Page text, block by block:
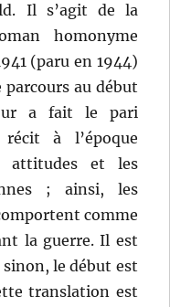
Il s’agit de la
homonyme
(paru en 1944)
au début
a fait le pari
à l’époque
attitudes et les
; ainsi, les
comme
la guerre. Il est
sinon, le début est
translation est